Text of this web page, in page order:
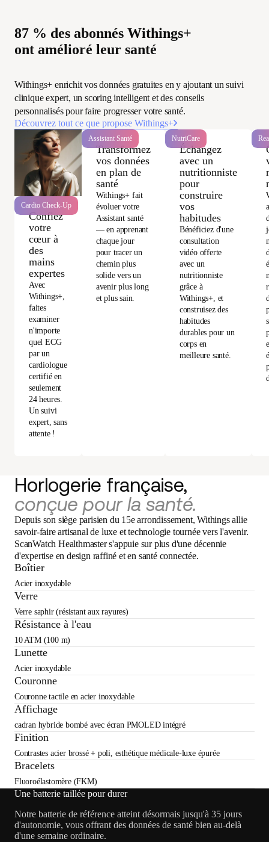
87 % des abonnés Withings+
ont amélioré leur santé
Withings+ enrichit vos données gratuites en y ajoutant un suivi
clinique expert, un scoring intelligent et des conseils
personnalisés pour faire progresser votre santé.
Découvrez tout ce que propose Withings+
Cardio Check-Up
Confiez
votre
cœur à
des
mains
expertes
Avec
Withings+,
faites
examiner
n'importe
quel ECG
par un
cardiologue
certifié en
seulement
24 heures.
Un suivi
expert, sans
attente !
Assistant Santé
Transformez
vos données
en plan de
santé
Withings+ fait
évoluer votre
Assistant santé
— en apprenant
chaque jour
pour tracer un
chemin plus
solide vers un
avenir plus long
et plus sain.
NutriCare
Échangez
avec un
nutritionniste
pour
construire
vos
habitudes
Bénéficiez d'une
consultation
vidéo offerte
avec un
nutritionniste
grâce à
Withings+, et
construisez des
habitudes
durables pour un
corps en
meilleure santé.
Horlogerie française,
conçue pour la santé.
Depuis son siège parisien du 15e arrondissement, Withings allie
savoir-faire artisanal de luxe et technologie tournée vers l'avenir.
ScanWatch Healthmaster s'appuie sur plus d'une décennie
d'expertise en design raffiné et en santé connectée.
Boîtier
Acier inoxydable
Verre
Verre saphir (résistant aux rayures)
Résistance à l'eau
10 ATM (100 m)
Lunette
Acier inoxydable
Couronne
Couronne tactile en acier inoxydable
Affichage
cadran hybride bombé avec écran PMOLED intégré
Finition
Contrastes acier brossé + poli, esthétique médicale-luxe épurée
Bracelets
Fluoroélastomère (FKM)
Une batterie taillée pour durer
Notre batterie de référence atteint désormais jusqu'à 35 jours
d'autonomie, vous offrant des données de santé bien au-delà
d'une semaine ordinaire.